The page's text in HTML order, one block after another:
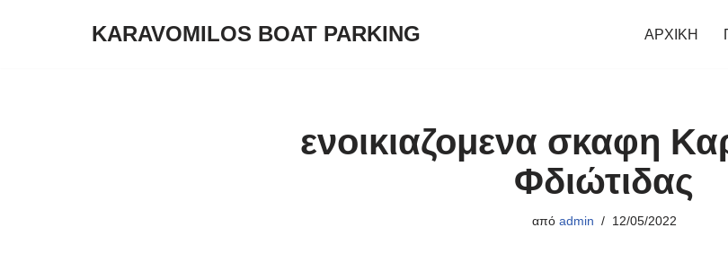
KARAVOMILOS BOAT PARKING ΑΡΧΙΚΗ
ενοικιαζομενα σκαφη
Φδιώτιδας
από admin 12/05/2022